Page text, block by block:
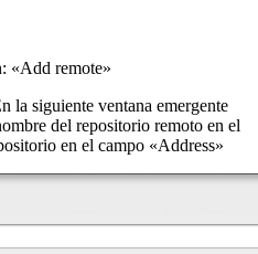
«Add remote»
la siguiente ventana emergente
del repositorio remoto en el
en el campo «Address»